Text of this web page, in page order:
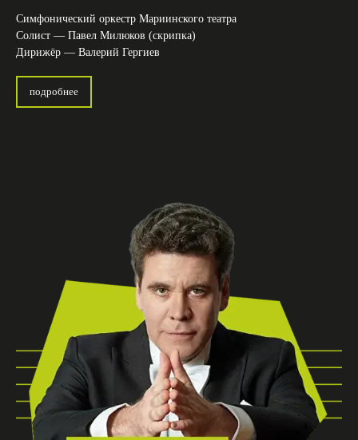
Симфонический оркестр Мариинского театра
Солист — Павел Милюков (скрипка)
Дирижёр — Валерий Гергиев
подробнее